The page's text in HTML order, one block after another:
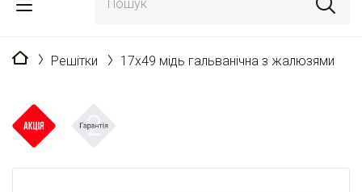
Головна
Решітки 17x49 мідь гальванічна з жалюзями